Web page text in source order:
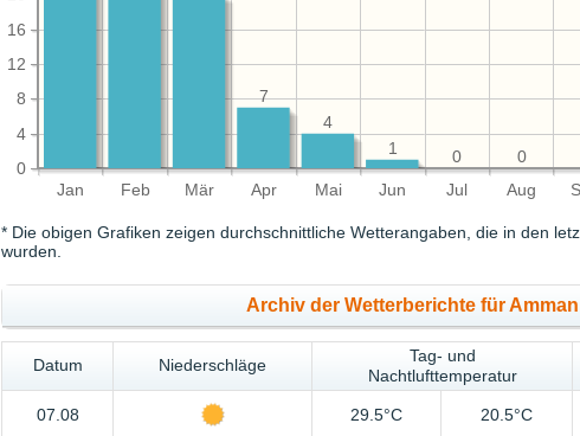
Jan Feb Mär Apr Mai Jun Jul Aug
0
4
8
12
16
0
0
1
4
7
* Die obigen Grafiken zeigen durchschnittliche Wetterangaben, die in den
wurden.
Archiv der Wetterberichte für Amman
Datum Niederschläge
Tag- und
Nachtlufttemperatur
07.08 29.5°C 20.5°C